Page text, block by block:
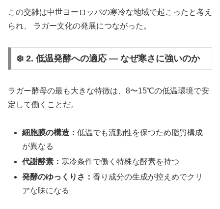
この交雑は中世ヨーロッパの寒冷な地域で起こったと考え
られ、 ラガー文化の発展につながった。
❄️ 2. 低温発酵への適応 ― なぜ寒さに強いのか
ラガー酵母の最も大きな特徴は、8〜15℃の低温環境で安
定して働くことだ。
細胞膜の構造：低温でも流動性を保つため脂質構成
が異なる
代謝酵素： 寒冷条件で働く特殊な酵素を持つ
発酵のゆっくりさ：香り成分の生成が控えめでクリ
アな味になる